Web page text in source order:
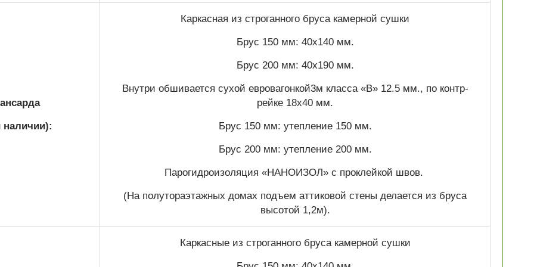
наличии):
Каркасная из строганного бруса камерной сушки
Брус 150 мм: 40х140 мм.
Брус 200 мм: 40х190 мм.
Внутри обшивается сухой евровагонкой3м класса «В» 12.5 мм., по контр-
рейке 18х40 мм.
Брус 150 мм: утепление 150 мм.
Брус 200 мм: утепление 200 мм.
Парогидроизоляция «НАНОИЗОЛ» с проклейкой швов.
(На полутораэтажных домах подъем аттиковой стены делается из бруса
высотой 1,2м).
Каркасные из строганного бруса камерной сушки